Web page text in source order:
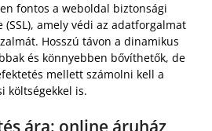
fontos a weboldal biztonsági
amely védi az adatforgalmat
Hosszú távon a dinamikus
és könnyebben bővíthetők, de
mellett számolni kell a
költségekkel is.
ára: online áruház